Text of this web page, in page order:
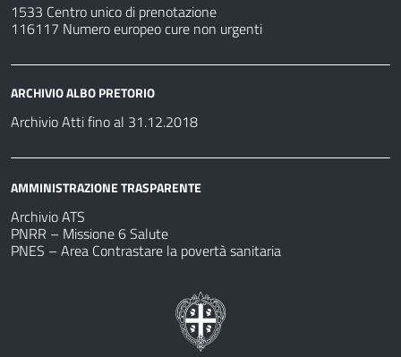
1533 Centro unico di prenotazione
116117 Numero europeo cure non urgenti
ARCHIVIO ALBO PRETORIO
Archivio Atti fino al 31.12.2018
AMMINISTRAZIONE TRASPARENTE
Archivio ATS
PNRR – Missione 6 Salute
PNES – Area Contrastare la povertà sanitaria